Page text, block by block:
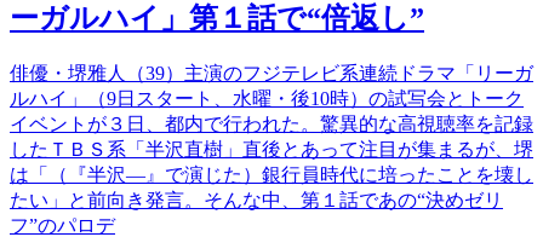
ーガルハイ」第１話で“倍返し”
俳優・堺雅人（39）主演のフジテレビ系連続ドラマ「リーガ
ルハイ」（9日スタート、水曜・後10時）の試写会とトーク
イベントが３日、都内で行われた。驚異的な高視聴率を記録
したＴＢＳ系「半沢直樹」直後とあって注目が集まるが、堺
は「（『半沢―』で演じた）銀行員時代に培ったことを壊し
たい」と前向き発言。そんな中、第１話であの“決めゼリ
フ”のパロデ